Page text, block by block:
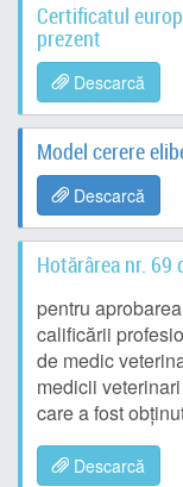
Certificatul
prezent
Descarcă
Model cerere
Descarcă
Hotărârea nr. 69
pentru
calificării
de medic
medicii
care a fost
Descarcă